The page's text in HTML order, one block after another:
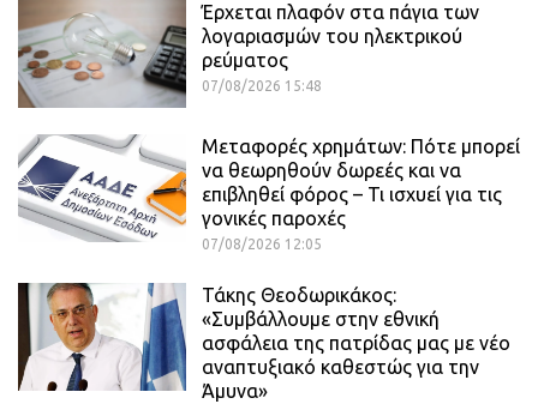
Έρχεται πλαφόν στα πάγια των
λογαριασμών του ηλεκτρικού
ρεύματος
07/08/2026 15:48
Μεταφορές χρημάτων: Πότε μπορεί
να θεωρηθούν δωρεές και να
επιβληθεί φόρος – Τι ισχυεί για τις
γονικές παροχές
07/08/2026 12:05
Τάκης Θεοδωρικάκος:
«Συμβάλλουμε στην εθνική
ασφάλεια της πατρίδας μας με νέο
αναπτυξιακό καθεστώς για την
Άμυνα»